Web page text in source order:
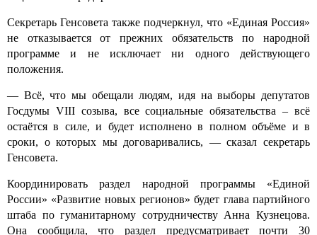
Секретарь Генсовета также подчеркнул, что «Единая Россия»
не отказывается от прежних обязательств по народной
программе и не исключает ни одного действующего
положения.
— Всё, что мы обещали людям, идя на выборы депутатов
Госдумы VIII созыва, все социальные обязательства – всё
остаётся в силе, и будет исполнено в полном объёме и в
сроки, о которых мы договаривались, — сказал секретарь
Генсовета.
Координировать раздел народной программы «Единой
России» «Развитие новых регионов» будет глава партийного
штаба по гуманитарному сотрудничеству Анна Кузнецова.
Она сообщила, что раздел предусматривает почти 30